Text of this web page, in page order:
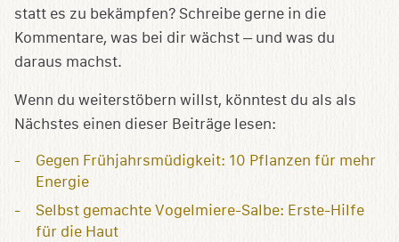
statt es zu bekämpfen? Schreibe gerne in die
Kommentare, was bei dir wächst – und was du
daraus machst.
Wenn du weiterstöbern willst, könntest du als als
Nächstes einen dieser Beiträge lesen:
Gegen Frühjahrsmüdigkeit: 10 Pflanzen für mehr
Energie
Selbst gemachte Vogelmiere-Salbe: Erste-Hilfe
für die Haut